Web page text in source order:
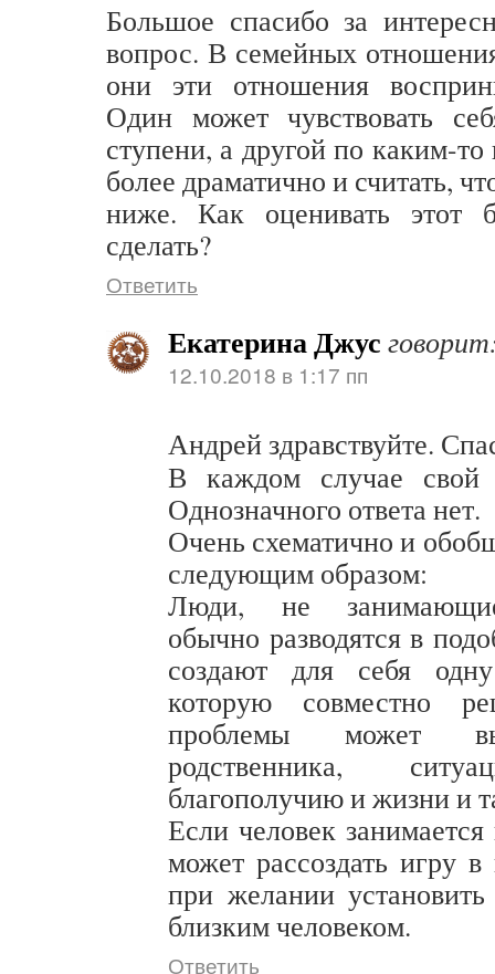
Большое спасибо за
вопрос. В семейных
они эти отношения
Один может чувствовать
ступени, а другой по каким-
более драматично и считать,
ниже. Как оценивать
сделать?
Ответить
Екатерина Джус
12.10.2018 в 1:17 пп
Андрей здравствуйте.
В каждом случае свой
Однозначного ответа нет.
Очень схематично и
следующим образом:
Люди, не
обычно разводятся в
создают для себя
которую совместно
проблемы может
родственника,
благополучию и жизни и
Если человек
может рассоздать игру в
при желании
близким человеком.
Ответить